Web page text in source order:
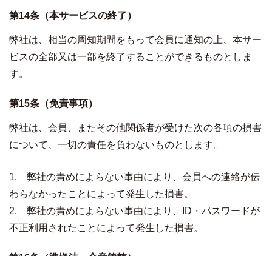
第14条（本サービスの終了）
弊社は、相当の周知期間をもって会員に通知の上、本サー
ビスの全部又は一部を終了することができるものとしま
す。
第15条（免責事項）
弊社は、会員、またその他関係者が受けた次の各項の損害
について、一切の責任を負わないものとします。
1. 弊社の責めによらない事由により、会員への連絡が伝
わらなかったことによって発生した損害。
2. 弊社の責めによらない事由により、ID・パスワードが
不正利用されたことによって発生した損害。